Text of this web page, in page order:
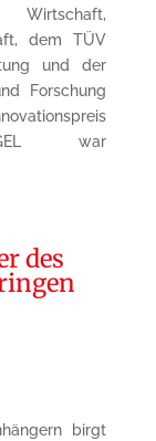
dem TÜV
und der
Forschung
war
des
birgt